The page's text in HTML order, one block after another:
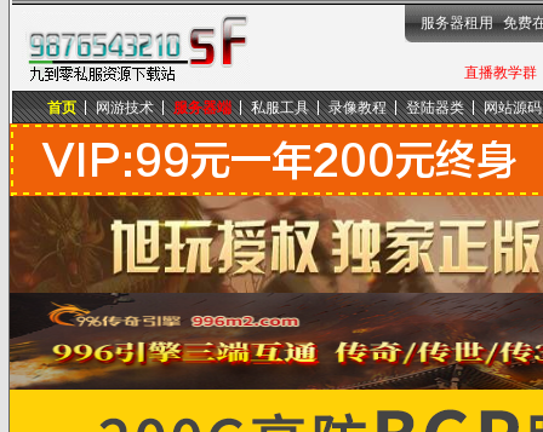
九到零私服资源下载站
直播教学群
服务器租用 免费
首页 网游技术 服务器端 私服工具 录像教程 登陆器类 网站源码